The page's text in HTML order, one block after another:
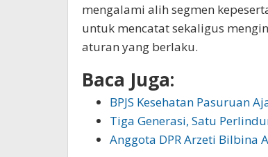
mengalami alih segmen
untuk mencatat sekaligus
aturan yang berlaku.
Baca Juga:
BPJS Kesehatan Pasuruan
Tiga Generasi, Satu
Anggota DPR Arzeti Bilbina